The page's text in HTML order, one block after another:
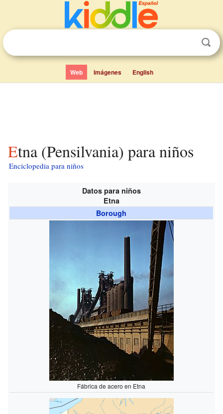
Web Imágenes English
Etna (Pensilvania) para niños
Enciclopedia para niños
Datos para niños
Etna
Borough
Fábrica de acero en Etna